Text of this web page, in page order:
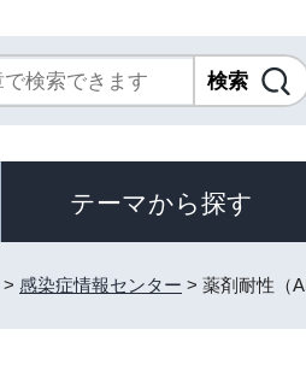
テーマから探す
> 感染症情報センター > 薬剤耐性（